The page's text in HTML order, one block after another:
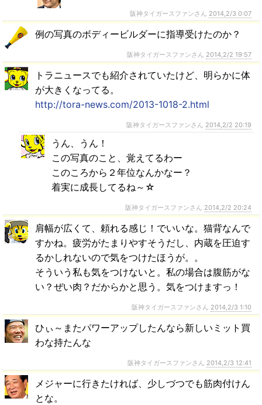
阪神タイガースファンさん 2014,2/3 0:07
例の写真のボディービルダーに指導受けたのか？
阪神タイガースファンさん 2014,2/2 19:57
トラニュースでも紹介されていたけど、明らかに体
が大きくなってる。
http://tora-news.com/2013-1018-2.html
阪神タイガースファンさん 2014,2/2 20:19
うん、うん！
この写真のこと、覚えてるわー
このころから２年位なんかなー？
着実に成長してるね～☆
阪神タイガースファンさん 2014,2/2 20:24
肩幅が広くて、頼れる感じ！でいいな。猫背なんで
すかね。疲労がたまりやすそうだし、内蔵を圧迫す
るかしれないので気をつけたほうが。。
そういう私も気をつけないと。私の場合は腹筋がな
い？ぜい肉？だからかと思う。気をつけますっ！
阪神タイガースファンさん 2014,2/3 1:10
ひぃ～またパワーアップしたんなら新しいミット買
わな持たんな
阪神タイガースファンさん 2014,2/3 12:41
メジャーに行きたければ、少しづつでも筋肉付けん
とな。